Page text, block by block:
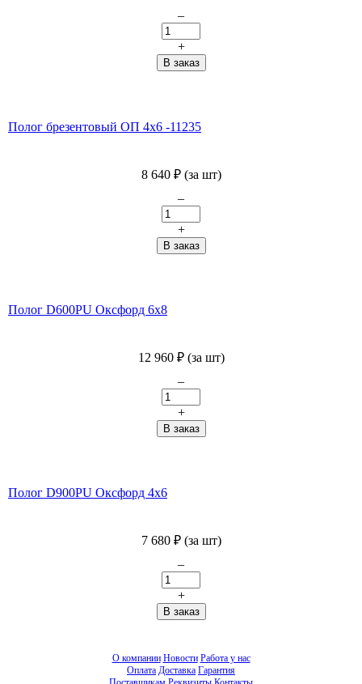
–
+
Полог брезентовый ОП 4х6 -11235
8 640 ₽ (за шт)
–
+
Полог D600PU Оксфорд 6х8
12 960 ₽ (за шт)
–
+
Полог D900PU Оксфорд 4x6
7 680 ₽ (за шт)
–
+
О компании Новости Работа у нас
Оплата Доставка Гарантия